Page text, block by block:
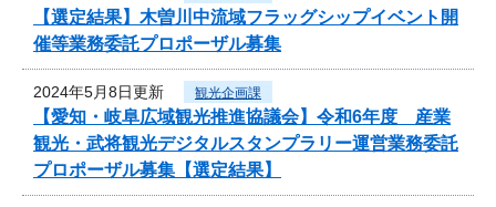
【選定結果】木曽川中流域フラッグシップイベント開
催等業務委託プロポーザル募集
2024年5月8日更新 観光企画課
【愛知・岐阜広域観光推進協議会】令和6年度 産業
観光・武将観光デジタルスタンプラリー運営業務委託
プロポーザル募集【選定結果】